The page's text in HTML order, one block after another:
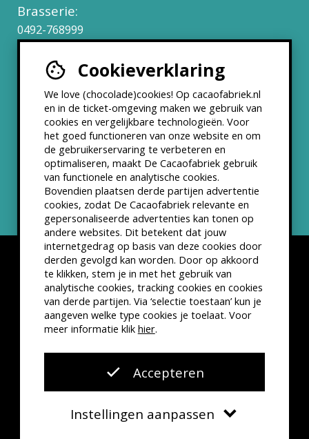
Cookieverklaring
We love (chocolade)cookies! Op cacaofabriek.nl
en in de ticket-omgeving maken we gebruik van
cookies en vergelijkbare technologieën. Voor
het goed functioneren van onze website en om
de gebruikerservaring te verbeteren en
optimaliseren, maakt De Cacaofabriek gebruik
van functionele en analytische cookies.
Bovendien plaatsen derde partijen advertentie
cookies, zodat De Cacaofabriek relevante en
gepersonaliseerde advertenties kan tonen op
andere websites. Dit betekent dat jouw
internetgedrag op basis van deze cookies door
derden gevolgd kan worden. Door op akkoord
te klikken, stem je in met het gebruik van
analytische cookies, tracking cookies en cookies
van derde partijen. Via ‘selectie toestaan’ kun je
aangeven welke type cookies je toelaat. Voor
meer informatie klik hier.
Accepteren
Instellingen aanpassen
Brasserie:
0492-768999
Werken bij
Partners & Samenwerkingen
ANBI status
Nieuwsbrief
Disclaimer Privacyverklaring
Kleine lettertjes
VSCD Bezoekersvoorwaarden
Website doorThe Cre8ion.Lab